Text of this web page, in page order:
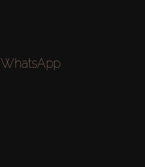
WhatsApp